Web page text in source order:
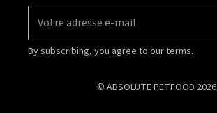
Votre adresse e-mail
By subscribing, you agree to our terms.
© ABSOLUTE PETFOOD 2026